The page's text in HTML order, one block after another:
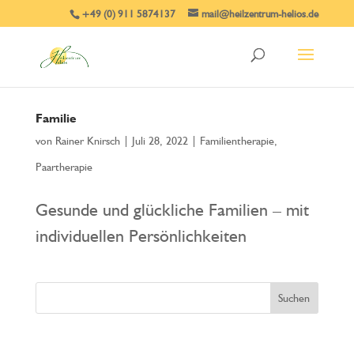
+49 (0) 911 5874137 mail@heilzentrum-helios.de
Familie
von Rainer Knirsch| Juli 28, 2022 Familientherapie,
Paartherapie
Gesunde und glückliche Familien – mit
individuellen Persönlichkeiten